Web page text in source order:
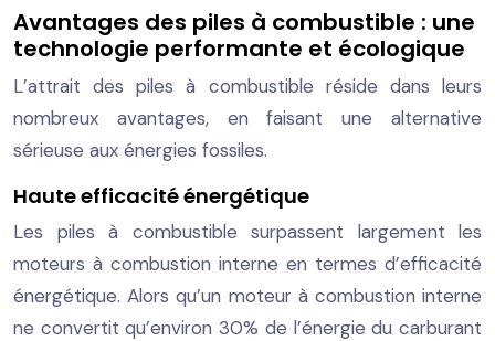
Avantages des piles à combustible : une
technologie performante et écologique
L’attrait des piles à combustible réside dans leurs
nombreux avantages, en faisant une alternative
sérieuse aux énergies fossiles.
Haute efficacité énergétique
Les piles à combustible surpassent largement les
moteurs à combustion interne en termes d’efficacité
énergétique. Alors qu’un moteur à combustion interne
ne convertit qu’environ 30% de l’énergie du carburant